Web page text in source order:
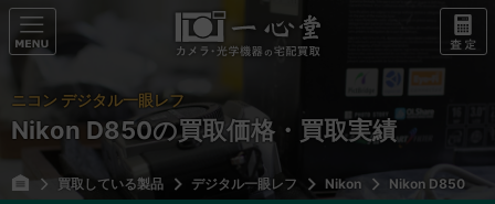
ニコン デジタル一眼レフ
Nikon D850の買取価格・買取実績
買取している製品 デジタル一眼レフ Nikon Nikon D850